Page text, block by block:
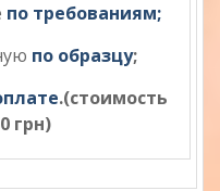
по требованиям;
по образцу;
.(стоимость
грн)